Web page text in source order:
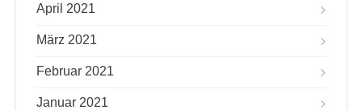
April 2021
März 2021
Februar 2021
Januar 2021